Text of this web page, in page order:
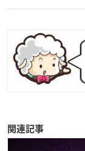
関連記事